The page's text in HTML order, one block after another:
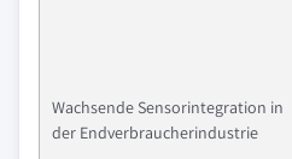
Wachsende Sensorintegration in
der Endverbraucherindustrie